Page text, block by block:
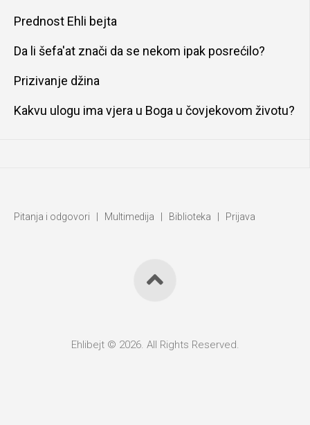
Prednost Ehli bejta
Da li šefa'at znači da se nekom ipak posrećilo?
Prizivanje džina
Kakvu ulogu ima vjera u Boga u čovjekovom životu?
Pitanja i odgovori Multimedija Biblioteka Prijava
Ehlibejt © 2026. All Rights Reserved.